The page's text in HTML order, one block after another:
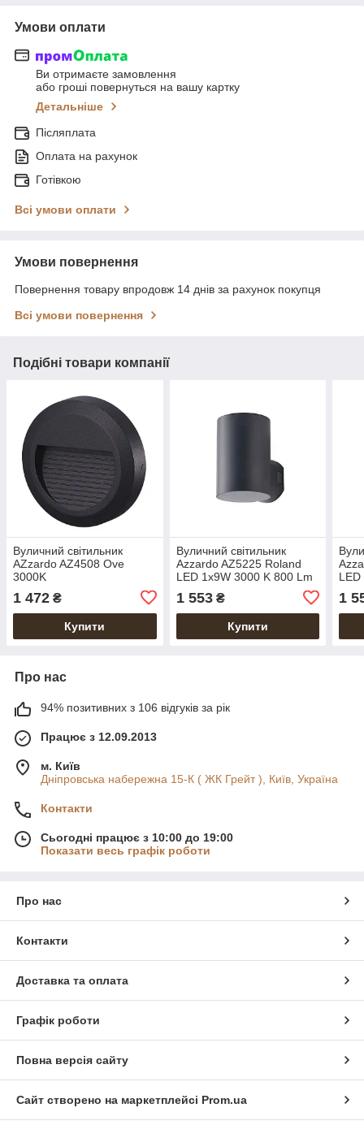
Умови оплати
Ви отримаєте замовлення
або гроші повернуться на вашу картку
Детальніше
Післяплата
Оплата на рахунок
Готівкою
Всі умови оплати
Умови повернення
Повернення товару впродовж 14 днів за рахунок покупця
Всі умови повернення
Подібні товари компанії
Вуличний світильник
AZzardo AZ4508 Ove
3000K
1 472 ₴
Купити
Вуличний світильник
Azzardo AZ5225 Roland
LED 1x9W 3000 K 800 Lm
1 553₴
Купити
1
Про нас
94% позитивних з 106 відгуків за рік
Працює з 12.09.2013
м. Київ
Дніпровська набережна 15-К ( ЖК Грейт ), Київ, Україна
Контакти
Сьогодні працює з 10:00 до 19:00
Показати весь графік роботи
Про нас
Контакти
Доставка та оплата
Графік роботи
Повна версія сайту
Сайт створено на маркетплейсі Prom.ua